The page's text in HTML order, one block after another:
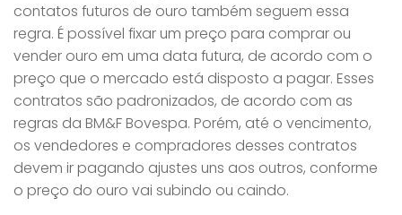
contatos futuros de ouro também seguem essa
regra. É possível fixar um preço para comprar ou
vender ouro em uma data futura, de acordo com o
preço que o mercado está disposto a pagar. Esses
contratos são padronizados, de acordo com as
regras da BM&F Bovespa. Porém, até o vencimento,
os vendedores e compradores desses contratos
devem ir pagando ajustes uns aos outros, conforme
o preço do ouro vai subindo ou caindo.